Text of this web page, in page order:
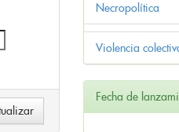
Necropolítica
Violencia
Fecha de